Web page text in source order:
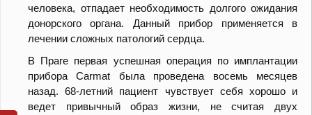
человека, отпадает необходимость долгого ожидания
донорского органа. Данный прибор применяется в
лечении сложных патологий сердца.
В Праге первая успешная операция по имплантации
прибора Carmat была проведена восемь месяцев
назад. 68-летний пациент чувствует себя хорошо и
ведет привычный образ жизни, не считая двух